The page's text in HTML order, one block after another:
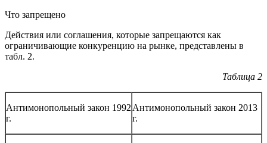
Что запрещено
Действия или соглашения, которые запрещаются как
ограничивающие конкуренцию на рынке, представлены в
табл. 2.
Таблица 2
Антимонопольный закон 1992
г.
Антимонопольный закон 2013
г.